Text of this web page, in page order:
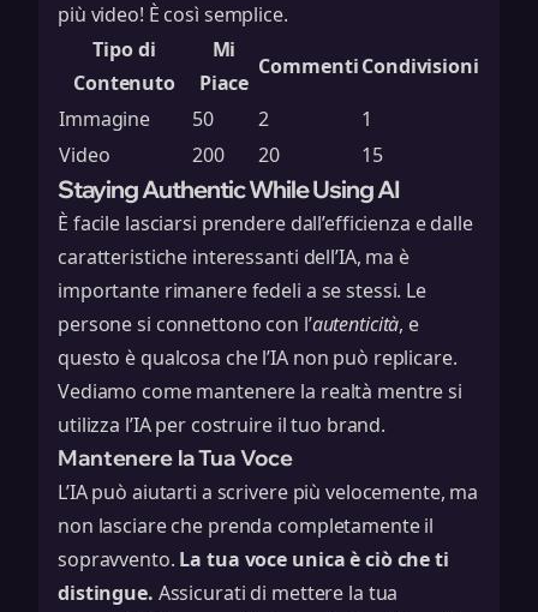
più video! È così semplice.
Tipo di
Contenuto
Mi
Piace
CommentiCondivisioni
Immagine
50 2
1
Video
200 20 15
Staying Authentic While Using AI
È facile lasciarsi prendere dall’efficienza e dalle
caratteristiche interessanti dell’IA, ma è
importante rimanere fedeli a se stessi. Le
persone si connettono con l’autenticità, e
questo è qualcosa che l’IA non può replicare.
Vediamo come mantenere la realtà mentre si
utilizza l’IA per costruire il tuo brand.
Mantenere la Tua Voce
L’IA può aiutarti a scrivere più velocemente, ma
non lasciare che prenda completamente il
sopravvento. La tua voce unica è ciò che ti
distingue. Assicurati di mettere la tua